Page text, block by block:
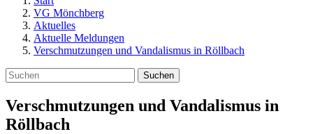
VG Mönchberg
Aktuelles
Aktuelle Meldungen
Verschmutzungen und Vandalismus in Röllbach
Suchen
Verschmutzungen und Vandalismus in
Röllbach